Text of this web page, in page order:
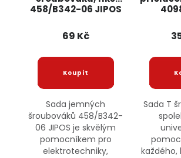
458/B342-06 JIPOS
69 Kč
Sada jemných
šroubováků 458/B342-
06 JIPOS je skvělým
pomocníkem pro
elektrotechniky,
Sada T
každého,